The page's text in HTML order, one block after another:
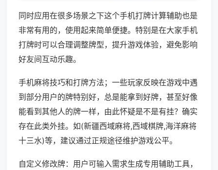
同时应用在很多场景之下这个手机打牌计算辅助也是
非常有用的，使用起来简单便捷。特别是在大家手机
打牌时可以合理调整牌型，提升游戏体验，避免影响
好友间互动乐趣。
手机麻将技巧和打牌方法；一些玩家反映在游戏中遇
到部分用户的牌特别好，总是能拿到好牌，甚至好像
能看到其他人的牌一样，由此怀疑是不是有挂？确实
存在此类外挂。如(新疆西域麻将,西域棋牌,海洋麻将
十三水)等，建议通过正规途径维护游戏公平。
自定义修改牌：用户可输入需求生成专用辅助工具，